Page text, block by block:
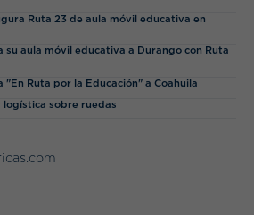
Ruta 23 de aula móvil educativa en
su aula móvil educativa a Durango con Ruta
"En Ruta por la Educación" a Coahuila
logística sobre ruedas